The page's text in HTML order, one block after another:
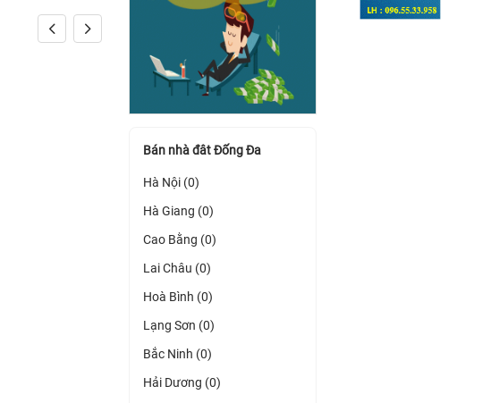
Bán nhà đât Đống Đa
Hà Nội (0)
Hà Giang (0)
Cao Bằng (0)
Lai Châu (0)
Hoà Bình (0)
Lạng Sơn (0)
Bắc Ninh (0)
Hải Dương (0)